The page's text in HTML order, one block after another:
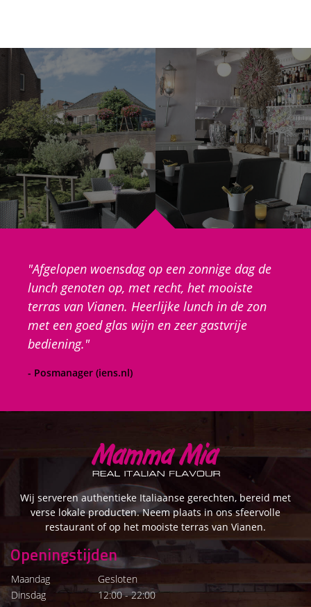
"Afgelopen woensdag op een zonnige dag de
lunch genoten op, met recht, het mooiste
terras van Vianen. Heerlijke lunch in de zon
met een goed glas wijn en zeer gastvrije
bediening."
- Posmanager (iens.nl)
Wij serveren authentieke Italiaanse gerechten, bereid met
verse lokale producten. Neem plaats in ons sfeervolle
restaurant of op het mooiste terras van Vianen.
Openingstijden
Maandag
Gesloten
Dinsdag
12:00 - 22:00